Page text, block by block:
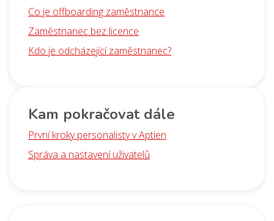
Co je offboarding zaměstnance
Zaměstnanec bez licence
Kdo je odcházející zaměstnanec?
Kam pokračovat dále
První kroky personalisty v Aptien
Správa a nastavení uživatelů